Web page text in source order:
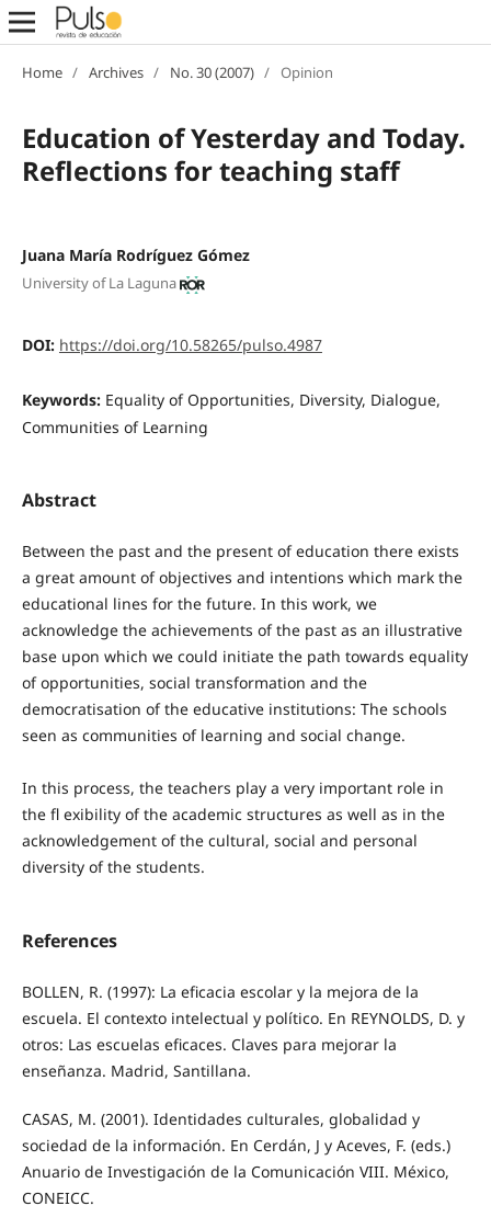
Home / Archives / No. 30 (2007) / Opinion
Education of Yesterday and Today.
Reflections for teaching staff
Juana María Rodríguez Gómez
University of La Laguna
DOI: https://doi.org/10.58265/pulso.4987
Keywords: Equality of Opportunities, Diversity, Dialogue,
Communities of Learning
Abstract
Between the past and the present of education there exists
a great amount of objectives and intentions which mark the
educational lines for the future. In this work, we
acknowledge the achievements of the past as an illustrative
base upon which we could initiate the path towards equality
of opportunities, social transformation and the
democratisation of the educative institutions: The schools
seen as communities of learning and social change.
In this process, the teachers play a very important role in
the fl exibility of the academic structures as well as in the
acknowledgement of the cultural, social and personal
diversity of the students.
References
BOLLEN, R. (1997): La eficacia escolar y la mejora de la
escuela. El contexto intelectual y político. En REYNOLDS, D. y
otros: Las escuelas eficaces. Claves para mejorar la
enseñanza. Madrid, Santillana.
CASAS, M. (2001). Identidades culturales, globalidad y
sociedad de la información. En Cerdán, J y Aceves, F. (eds.)
Anuario de Investigación de la Comunicación VIII. México,
CONEICC.